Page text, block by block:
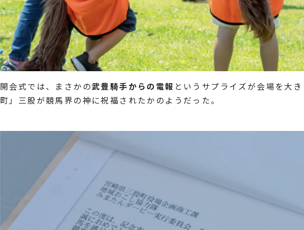
開会式では、まさかの武豊騎手からの電報 というサプライズが会場を大
町」三股が競馬界の神に祝福されたかのようだった。